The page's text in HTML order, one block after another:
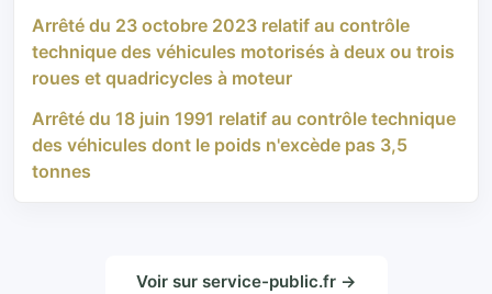
Arrêté du 23 octobre 2023 relatif au contrôle
technique des véhicules motorisés à deux ou trois
roues et quadricycles à moteur
Arrêté du 18 juin 1991 relatif au contrôle technique
des véhicules dont le poids n'excède pas 3,5
tonnes
Voir sur service-public.fr →